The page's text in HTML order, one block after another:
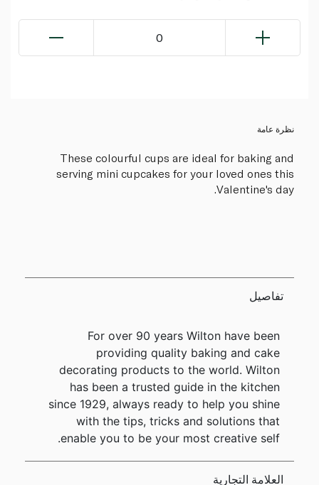
0
نظرة عامة
These colourful cups are ideal for baking and
serving mini cupcakes for your loved ones this
Valentine's day.
تفاصيل
For over 90 years Wilton have been
providing quality baking and cake
decorating products to the world. Wilton
has been a trusted guide in the kitchen
since 1929, always ready to help you shine
with the tips, tricks and solutions that
enable you to be your most creative self.
العلامة التجارية